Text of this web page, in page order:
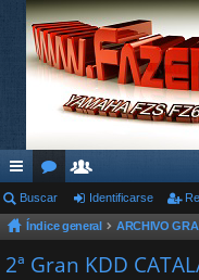
nl
ac
es
or
os
su
ari
os
Buscar Identificarse
Índice general
2ª Gran KDD